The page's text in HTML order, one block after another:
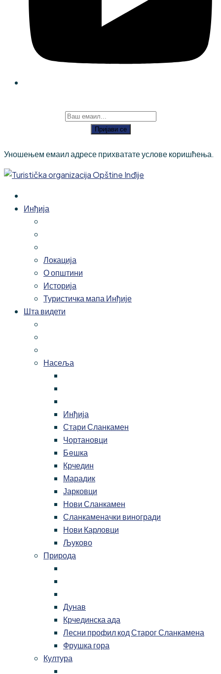
Пријави се
Уношењем емаил адресе прихватате услове коришћења.
Инђија
Локација
О општини
Историја
Туристичка мапа Инђије
Шта видети
Насеља
Инђија
Стари Сланкамен
Чортановци
Бeшка
Крчедин
Марадик
Јарковци
Нови Сланкамен
Сланкаменачки виногради
Нови Карловци
Љуково
Природа
Дунав
Крчединска ада
Лесни профил код Старог Сланкамена
Фрушка гора
Култура